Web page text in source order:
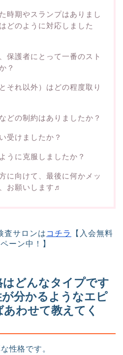
時期やスランプはありまし
どのように対応しました
保護者にとって一番のスト
？
それ以外）はどの程度取り
どの制約はありましたか？
受けましたか？
うに克服しましたか？
に向けて、最後に何かメッ
お願いします♬
査サロンは コチラ
【入会無料
ーン中！】
どんなタイプです
分かるようなエピ
わせて教えてく
性格です。